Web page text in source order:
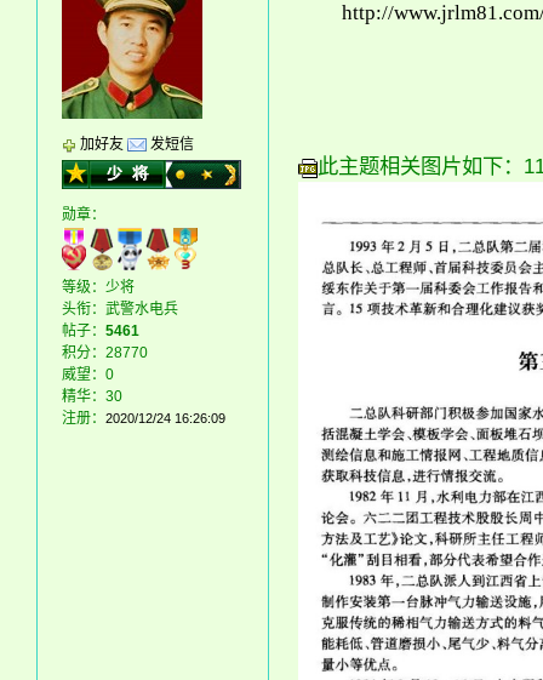
加好友 发短信
勋章：
等级：少将
头衔：武警水电兵
帖子： 5461
积分：28770
威望：0
精华：30
注册：
2020/12/24 16:26:09
http://
此主题相关图片如下：